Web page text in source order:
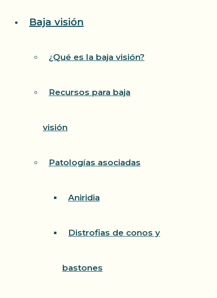
Baja visión
¿Qué es la baja visión?
Recursos para baja
visión
Patologías asociadas
Aniridia
Distrofias de conos y
bastones